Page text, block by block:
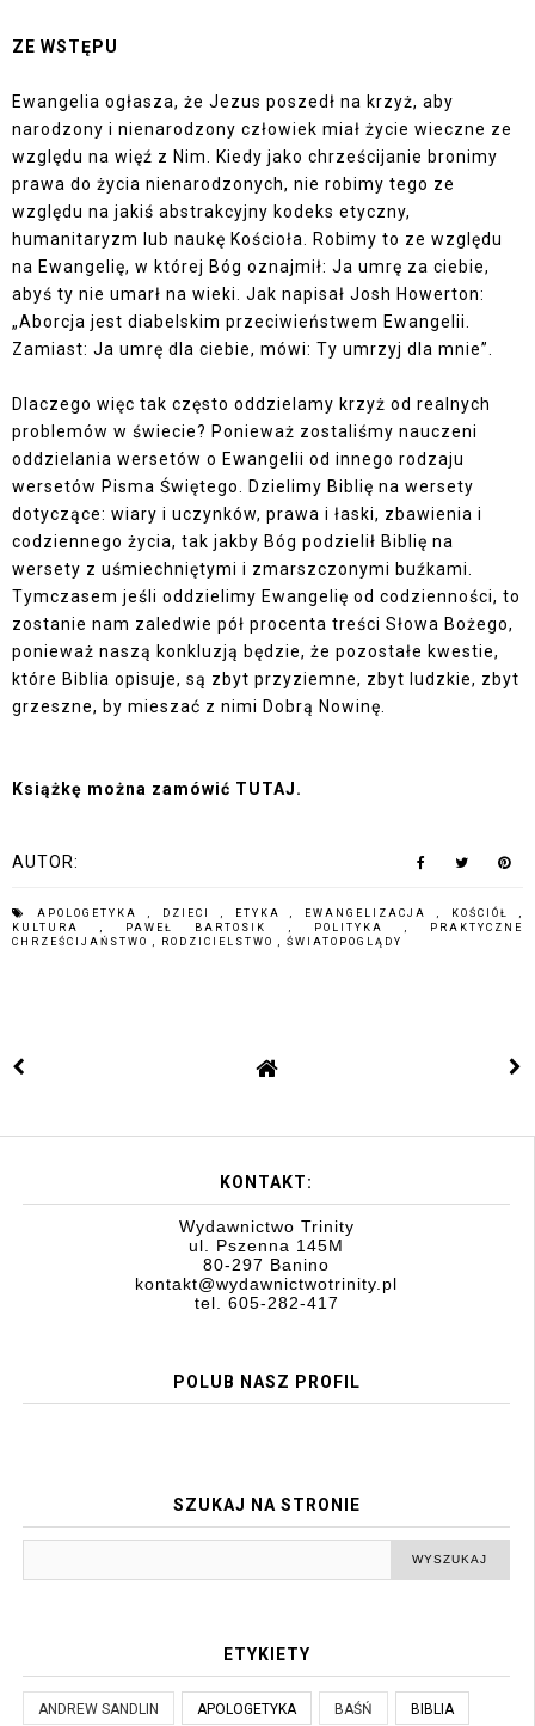
ZE WSTĘPU
Ewangelia ogłasza, że Jezus poszedł na krzyż, aby
narodzony i nienarodzony człowiek miał życie wieczne ze
względu na więź z Nim. Kiedy jako chrześcijanie bronimy
prawa do życia nienarodzonych, nie robimy tego ze
względu na jakiś abstrakcyjny kodeks etyczny,
humanitaryzm lub naukę Kościoła. Robimy to ze względu
na Ewangelię, w której Bóg oznajmił: Ja umrę za ciebie,
abyś ty nie umarł na wieki. Jak napisał Josh Howerton:
„Aborcja jest diabelskim przeciwieństwem Ewangelii.
Zamiast: Ja umrę dla ciebie, mówi: Ty umrzyj dla mnie”.
Dlaczego więc tak często oddzielamy krzyż od realnych
problemów w świecie? Ponieważ zostaliśmy nauczeni
oddzielania wersetów o Ewangelii od innego rodzaju
wersetów Pisma Świętego. Dzielimy Biblię na wersety
dotyczące: wiary i uczynków, prawa i łaski, zbawienia i
codziennego życia, tak jakby Bóg podzielił Biblię na
wersety z uśmiechniętymi i zmarszczonymi buźkami.
Tymczasem jeśli oddzielimy Ewangelię od codzienności, to
zostanie nam zaledwie pół procenta treści Słowa Bożego,
ponieważ naszą konkluzją będzie, że pozostałe kwestie,
które Biblia opisuje, są zbyt przyziemne, zbyt ludzkie, zbyt
grzeszne, by mieszać z nimi Dobrą Nowinę.
Książkę można zamówić TUTAJ.
AUTOR:
APOLOGETYKA , DZIECI , ETYKA, EWANGELIZACJA, KOŚCIÓŁ,
KULTURA, PAWEŁ BARTOSIK , POLITYKA , PRAKTYCZNE
CHRZEŚCIJAŃSTWO , RODZICIELSTWO , ŚWIATOPOGLĄDY
KONTAKT:
Wydawnictwo Trinity
ul. Pszenna 145M
80-297 Banino
kontakt@wydawnictwotrinity.pl
tel. 605-282-417
POLUB NASZ PROFIL
SZUKAJ NA STRONIE
ETYKIETY
ANDREW SANDLIN APOLOGETYKA BAŚŃ BIBLIA